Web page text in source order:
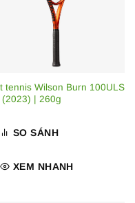
tennis Wilson Burn 100ULS
(2023) | 260g
SO SÁNH
XEM NHANH